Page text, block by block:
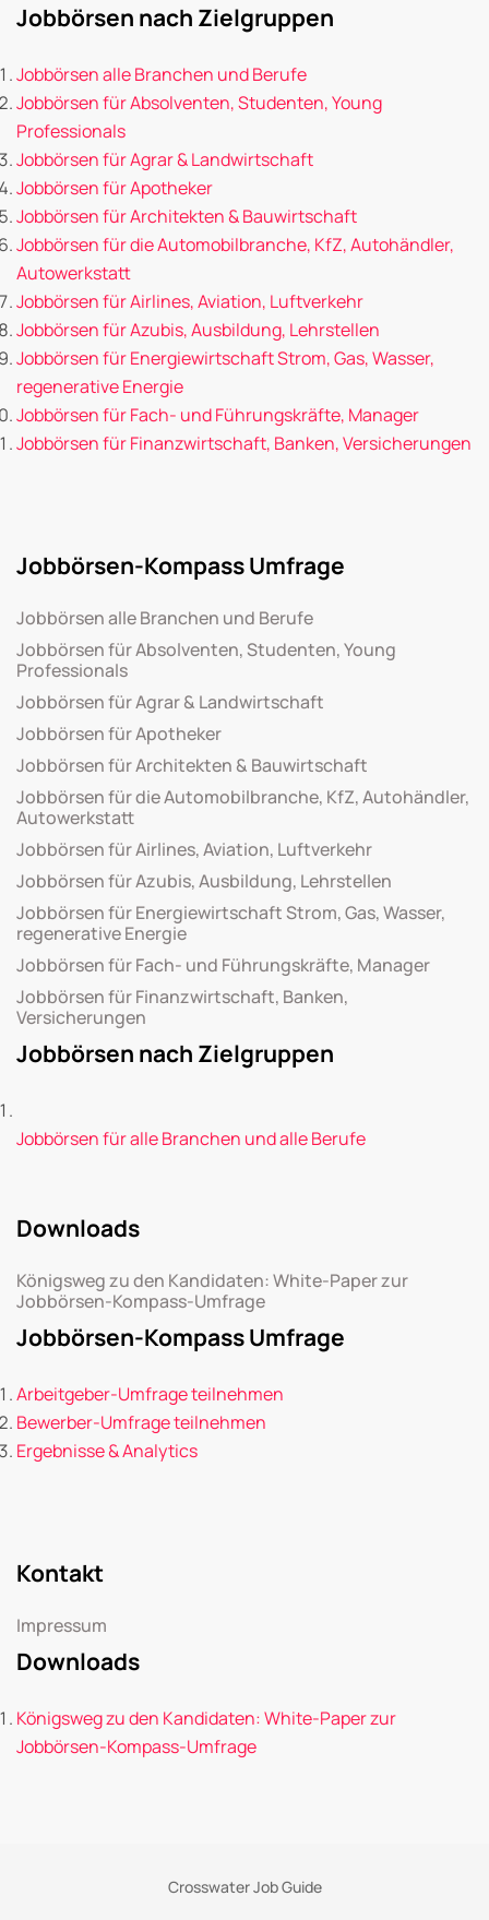
Jobbörsen nach Zielgruppen
Jobbörsen alle Branchen und Berufe
Jobbörsen für Absolventen, Studenten, Young
Professionals
Jobbörsen für Agrar & Landwirtschaft
Jobbörsen für Apotheker
Jobbörsen für Architekten & Bauwirtschaft
Jobbörsen für die Automobilbranche, KfZ, Autohändler,
Autowerkstatt
Jobbörsen für Airlines, Aviation, Luftverkehr
Jobbörsen für Azubis, Ausbildung, Lehrstellen
Jobbörsen für Energiewirtschaft Strom, Gas, Wasser,
regenerative Energie
Jobbörsen für Fach- und Führungskräfte, Manager
Jobbörsen für Finanzwirtschaft, Banken, Versicherungen
Jobbörsen-Kompass Umfrage
Jobbörsen alle Branchen und Berufe
Jobbörsen für Absolventen, Studenten, Young
Professionals
Jobbörsen für Agrar & Landwirtschaft
Jobbörsen für Apotheker
Jobbörsen für Architekten & Bauwirtschaft
Jobbörsen für die Automobilbranche, KfZ, Autohändler,
Autowerkstatt
Jobbörsen für Airlines, Aviation, Luftverkehr
Jobbörsen für Azubis, Ausbildung, Lehrstellen
Jobbörsen für Energiewirtschaft Strom, Gas, Wasser,
regenerative Energie
Jobbörsen für Fach- und Führungskräfte, Manager
Jobbörsen für Finanzwirtschaft, Banken,
Versicherungen
Jobbörsen nach Zielgruppen
Jobbörsen für alle Branchen und alle Berufe
Downloads
Königsweg zu den Kandidaten: White-Paper zur
Jobbörsen-Kompass-Umfrage
Jobbörsen-Kompass Umfrage
Arbeitgeber-Umfrage teilnehmen
Bewerber-Umfrage teilnehmen
Ergebnisse & Analytics
Kontakt
Impressum
Downloads
Königsweg zu den Kandidaten: White-Paper zur
Jobbörsen-Kompass-Umfrage
Crosswater Job Guide